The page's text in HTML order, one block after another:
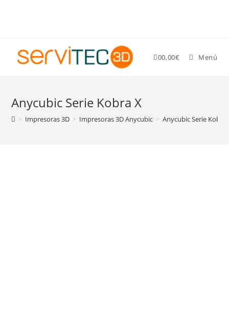
00,00€ Menú
Anycubic Serie Kobra X
> Impresoras 3D > Impresoras 3D Anycubic > Anycubic Serie Kobra